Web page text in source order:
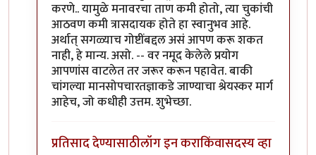
करणे.. यामुळे मनावरचा ताण कमी होतो, त्या चुकांची
आठवण कमी त्रासदायक होते हा स्वानुभव आहे.
अर्थात् सगळ्याच गोष्टींबद्दल असं आपण करू शकत
नाही, हे मान्य. असो. -- वर नमूद केलेले प्रयोग
आपणांस वाटलेत तर जरूर करून पहावेत. बाकी
चांगल्या मानसोपचारतज्ञाकडे जाण्याचा श्रेयस्कर मार्ग
आहेच, जो कधीही उत्तम. शुभेच्छा.
प्रतिसाद देण्यासाठीलॉग इन कराकिंवासदस्य व्हा